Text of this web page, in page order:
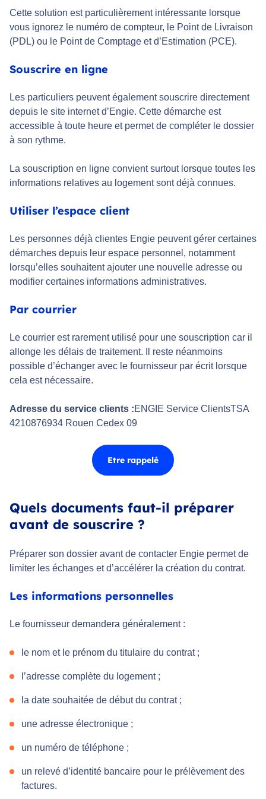
Cette solution est particulièrement intéressante lorsque
vous ignorez le numéro de compteur, le Point de Livraison
(PDL) ou le Point de Comptage et d’Estimation (PCE).
Souscrire en ligne
Les particuliers peuvent également souscrire directement
depuis le site internet d’Engie. Cette démarche est
accessible à toute heure et permet de compléter le dossier
à son rythme.
La souscription en ligne convient surtout lorsque toutes les
informations relatives au logement sont déjà connues.
Utiliser l’espace client
Les personnes déjà clientes Engie peuvent gérer certaines
démarches depuis leur espace personnel, notamment
lorsqu’elles souhaitent ajouter une nouvelle adresse ou
modifier certaines informations administratives.
Par courrier
Le courrier est rarement utilisé pour une souscription car il
allonge les délais de traitement. Il reste néanmoins
possible d’échanger avec le fournisseur par écrit lorsque
cela est nécessaire.
Adresse du service clients :ENGIE Service ClientsTSA
4210876934 Rouen Cedex 09
Etre rappelé
Quels documents faut-il préparer
avant de souscrire ?
Préparer son dossier avant de contacter Engie permet de
limiter les échanges et d’accélérer la création du contrat.
Les informations personnelles
Le fournisseur demandera généralement :
le nom et le prénom du titulaire du contrat ;
l’adresse complète du logement ;
la date souhaitée de début du contrat ;
une adresse électronique ;
un numéro de téléphone ;
un relevé d’identité bancaire pour le prélèvement des
factures.